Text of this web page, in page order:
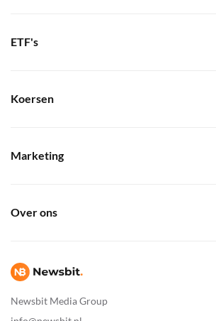
Newsbit Media Group
ETF's
Koersen
Marketing
Over ons